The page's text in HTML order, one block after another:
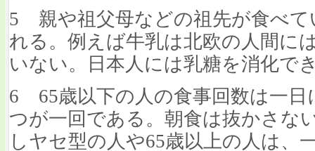
5 親や祖父母などの祖先が食べて
れる。例えば牛乳は北欧の人間に
いない。日本人には乳糖を消化で
6 65歳以下の人の食事回数は一日
つが一回である。朝食は抜かさな
しヤセ型の人や65歳以上の人は、